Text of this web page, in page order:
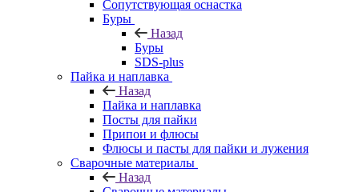
Сопутствующая оснастка
Буры
Назад
Буры
SDS-plus
Пайка и наплавка
Назад
Пайка и наплавка
Посты для пайки
Припои и флюсы
Флюсы и пасты для пайки и лужения
Сварочные материалы
Назад